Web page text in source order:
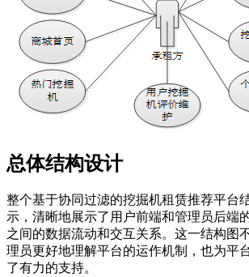
总体结构设计
整个基于协同过滤的挖掘机租赁推荐平台
示，清晰地展示了用户前端和管理员后端
之间的数据流动和交互关系。这一结构图
理员更好地理解平台的运作机制，也为平
了有力的支持。